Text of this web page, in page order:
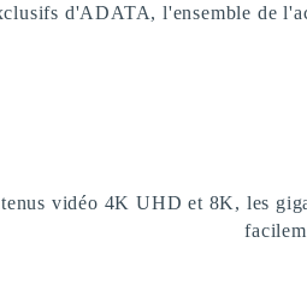
d'ADATA, l'ensemble de
vidéo 4K UHD et 8K, les